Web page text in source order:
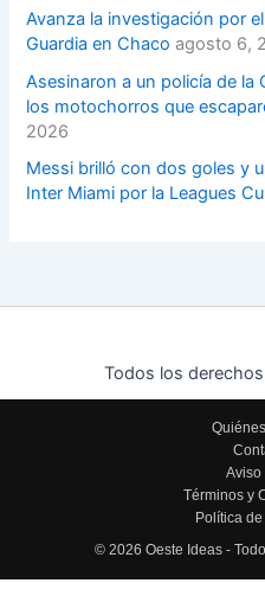
Avanza la investigación por
Guardia en Chaco agosto 6,
Asesinaron a un policía de la
los motochorros que
2026
Messi brilló con dos goles y
Inter Miami por la Leagues
Todos los
Aviso
Términos y
Política
© 2026 Oeste Ideas -